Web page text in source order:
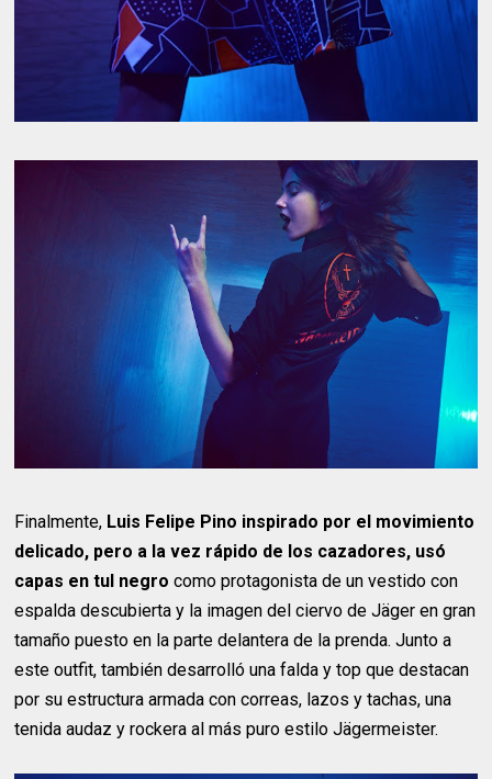
Finalmente, Luis Felipe Pino inspirado por el movimiento
delicado, pero a la vez rápido de los cazadores, usó
capas en tul negro como protagonista de un vestido con
espalda descubierta y la imagen del ciervo de Jäger en gran
tamaño puesto en la parte delantera de la prenda. Junto a
este outfit, también desarrolló una falda y top que destacan
por su estructura armada con correas, lazos y tachas, una
tenida audaz y rockera al más puro estilo Jägermeister.